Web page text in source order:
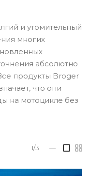
и утомительный
многих
абсолютно
продукты Broger
что они
на мотоцикле без
1/3 —